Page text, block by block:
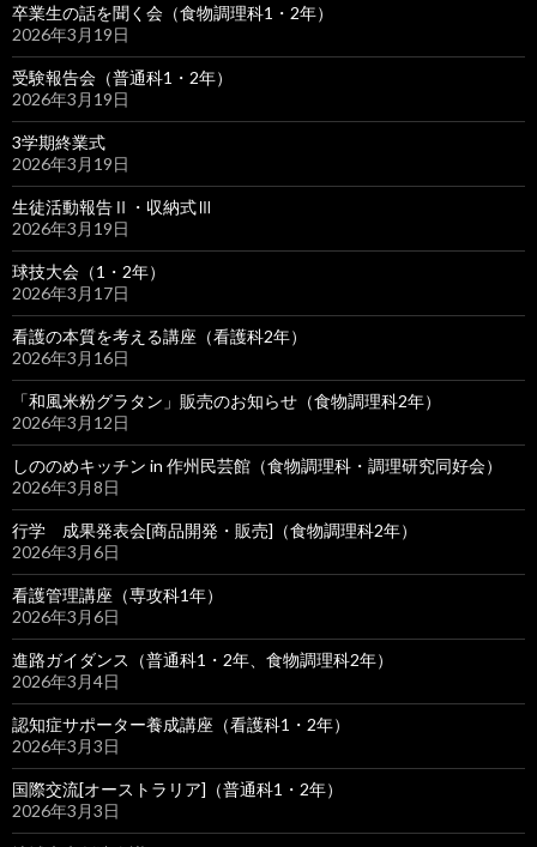
卒業生の話を聞く会（食物調理科1・2年）
2026年3月19日
受験報告会（普通科1・2年）
2026年3月19日
3学期終業式
2026年3月19日
生徒活動報告Ⅱ・収納式Ⅲ
2026年3月19日
球技大会（1・2年）
2026年3月17日
看護の本質を考える講座（看護科2年）
2026年3月16日
「和風米粉グラタン」販売のお知らせ（食物調理科2年）
2026年3月12日
しののめキッチン in 作州民芸館（食物調理科・調理研究同好会）
2026年3月8日
行学 成果発表会[商品開発・販売]（食物調理科2年）
2026年3月6日
看護管理講座（専攻科1年）
2026年3月6日
進路ガイダンス（普通科1・2年、食物調理科2年）
2026年3月4日
認知症サポーター養成講座（看護科1・2年）
2026年3月3日
国際交流[オーストラリア]（普通科1・2年）
2026年3月3日